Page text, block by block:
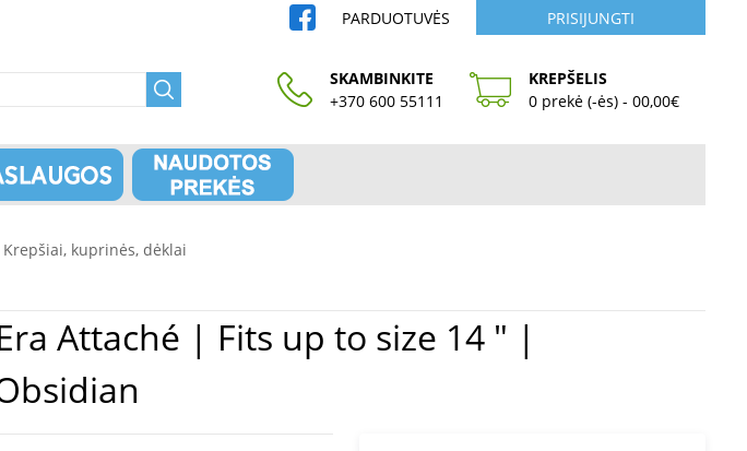
PARDUOTUVĖS PRISIJUNGTI
SKAMBINKITE
+370 600 55111
KREPŠELIS
0 prekė (-ės) - 00,00€
Krepšiai, kuprinės, dėklai